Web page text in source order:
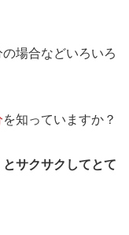
場合などいろいろ
を知っていますか？
サクサクしてとて